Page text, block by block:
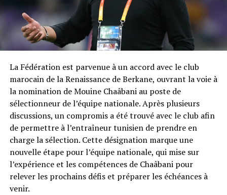
La Fédération est parvenue à un accord avec le club
marocain de la Renaissance de Berkane, ouvrant la voie à
la nomination de Mouine Chaâbani au poste de
sélectionneur de l’équipe nationale. Après plusieurs
discussions, un compromis a été trouvé avec le club afin
de permettre à l’entraîneur tunisien de prendre en
charge la sélection. Cette désignation marque une
nouvelle étape pour l’équipe nationale, qui mise sur
l’expérience et les compétences de Chaâbani pour
relever les prochains défis et préparer les échéances à
venir.